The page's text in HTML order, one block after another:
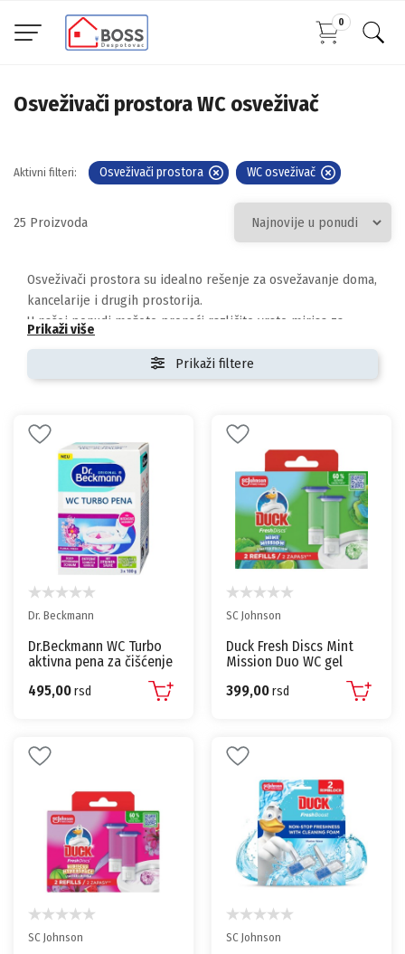
0
Osveživači prostora WC osveživač
Aktivni filteri: Osveživači prostora WC osveživač
25
Osveživači prostora su idealno rešenje za osvežavanje doma,
kancelarije i drugih prostorija.
U našoj ponudi možete pronaći različite vrste mirisa za
mirisnih difuzera i osveživača za prostorije koji pružaju
dugotrajan i prijatan miris.
stvaraju prijatnu atmosferu
u svakodnevnom okruženju. Dostupni su u različitim
mirisnim notama poput citrusnih,
cvetnih i drvenastih aroma koje odgovaraju svakom
prostoru.
U našoj ponudi nalaze se popularni brendovi osveživača
prostora koji obezbeđuju kvalitetan
i dugotrajan miris za vaš dom ili kancelariju.
Prikaži više
Prikaži filtere
Dr. Beckmann
Dr.Beckmann WC Turbo
aktivna pena za čišćenje
495,00rsd
SC Johnson
Duck Fresh Discs Mint
Mission Duo WC gel
399,00rsd
SC Johnson SC Johnson